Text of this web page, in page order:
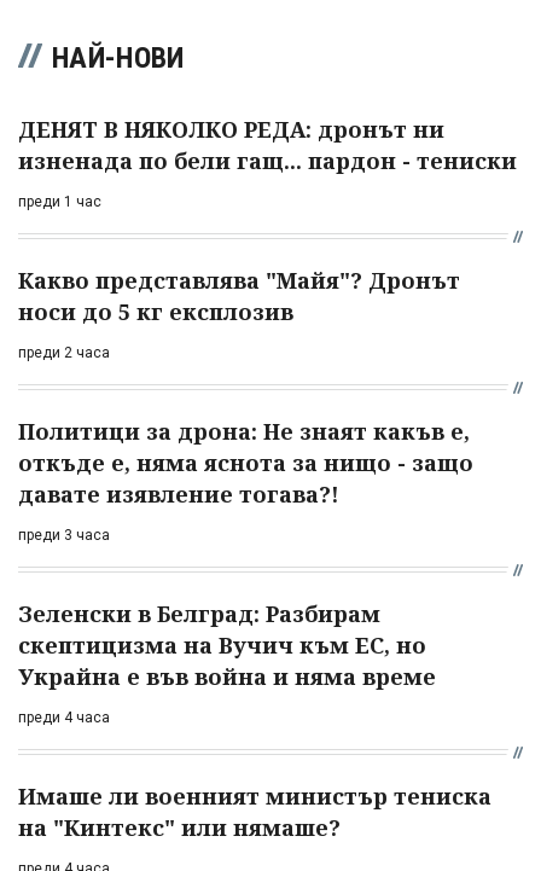
НАЙ-НОВИ
ДЕНЯТ В НЯКОЛКО РЕДА: дронът ни
изненада по бели гащ... пардон - тениски
преди 1 час
Какво представлява "Майя"? Дронът
носи до 5 кг експлозив
преди 2 часа
Политици за дрона: Не знаят какъв е,
откъде е, няма яснота за нищо - защо
давате изявление тогава?!
преди 3 часа
Зеленски в Белград: Разбирам
скептицизма на Вучич към ЕС, но
Украйна е във война и няма време
преди 4 часа
Имаше ли военният министър тениска
на "Кинтекс" или нямаше?